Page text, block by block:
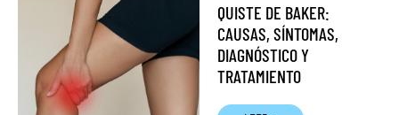
QUISTE DE BAKER:
CAUSAS, SÍNTOMAS,
DIAGNÓSTICO Y
TRATAMIENTO